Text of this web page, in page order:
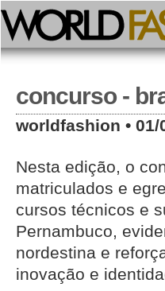
concurso -
worldfashion • 01/
Nesta edição, o
matriculados e
cursos técnicos e
Pernambuco,
nordestina e
inovação e